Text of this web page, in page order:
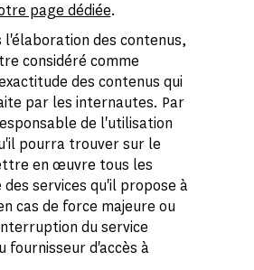
page dédiée.
des contenus,
considéré comme
des contenus qui
par les internautes. Par
de l'utilisation
pourra trouver sur le
en œuvre tous les
services qu'il propose à
cas de force majeure ou
du service
fournisseur d'accès à